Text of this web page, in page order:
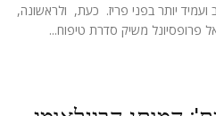
ועמיד יותר בפני פריז. כעת, ולראשונה,
פרופסיונל משיק סדרת טיפוח...